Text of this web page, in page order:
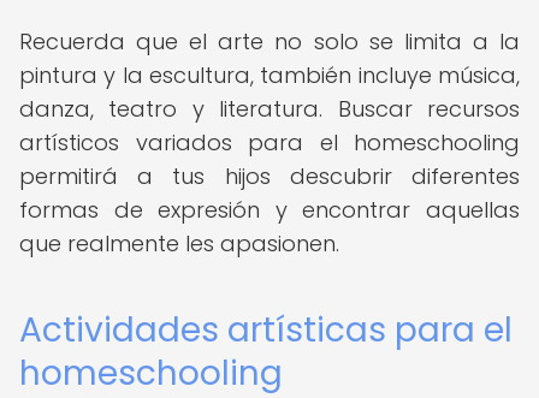
Recuerda que el arte no solo se limita a la
pintura y la escultura, también incluye música,
danza, teatro y literatura. Buscar recursos
artísticos variados para el homeschooling
permitirá a tus hijos descubrir diferentes
formas de expresión y encontrar aquellas
que realmente les apasionen.
Actividades artísticas para el
homeschooling